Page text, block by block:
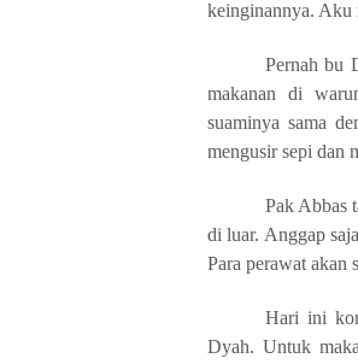
keinginannya. Aku
Pernah bu
makanan di
suaminya sama
mengusir sepi dan
Pak Abbas
di luar. Anggap
Para perawat akan
Hari ini
Dyah. Untuk